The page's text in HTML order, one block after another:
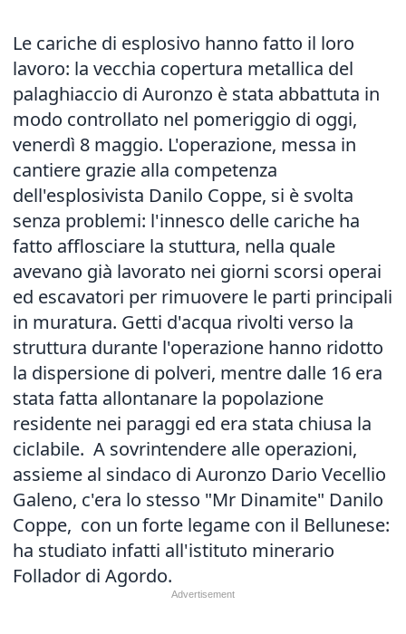
Le cariche di esplosivo hanno fatto il loro
lavoro: la vecchia copertura metallica del
palaghiaccio di Auronzo è stata abbattuta in
modo controllato nel pomeriggio di oggi,
venerdì 8 maggio. L'operazione, messa in
cantiere grazie alla competenza
dell'esplosivista Danilo Coppe, si è svolta
senza problemi: l'innesco delle cariche ha
fatto afflosciare la stuttura, nella quale
avevano già lavorato nei giorni scorsi operai
ed escavatori per rimuovere le parti principali
in muratura. Getti d'acqua rivolti verso la
struttura durante l'operazione hanno ridotto
la dispersione di polveri, mentre dalle 16 era
stata fatta allontanare la popolazione
residente nei paraggi ed era stata chiusa la
ciclabile. A sovrintendere alle operazioni,
assieme al sindaco di Auronzo Dario Vecellio
Galeno, c'era lo stesso "Mr Dinamite" Danilo
Coppe, con un forte legame con il Bellunese:
ha studiato infatti all'istituto minerario
Follador di Agordo.